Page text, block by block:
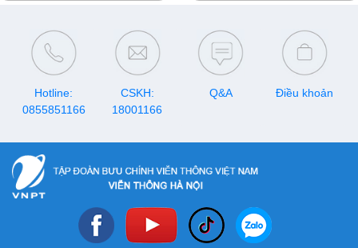
Hotline:
0855851166
CSKH:
18001166
Q&A Điều khoản